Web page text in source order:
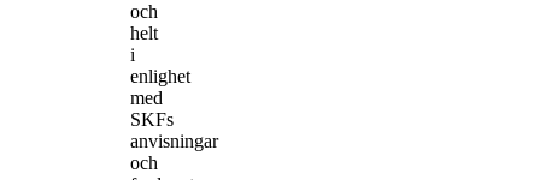
och
helt
i
enlighet
med
SKFs
anvisningar
och